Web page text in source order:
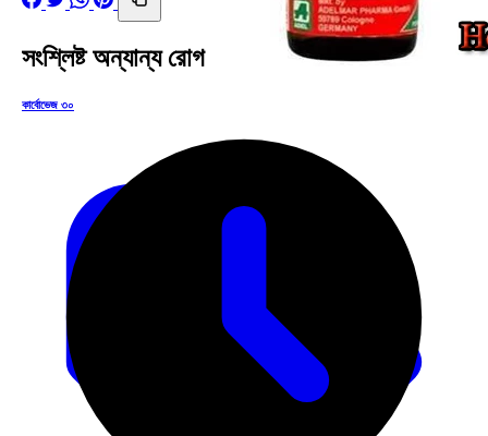
কার্বোভেজ ৩০
সংশ্লিষ্ট অন্যান্য রোগ